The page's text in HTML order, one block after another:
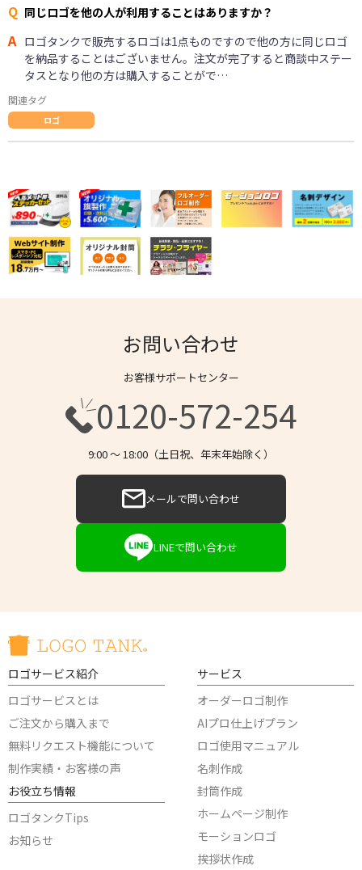
Q 同じロゴを他の人が利用することはありますか？
A ロゴタンクで販売するロゴは1点ものですので他の方に同じロゴ
を納品することはございません。注文が完了すると商談中ステー
タスとなり他の方は購入することがで…
関連タグ
ロゴ
お問い合わせ
お客様サポートセンター
0120-572-254
9:00 〜 18:00（土日祝、年末年始除く）
メールで問い合わせ
LINEで問い合わせ
ロゴサービス紹介
ロゴサービスとは
ご注文から購入まで
無料リクエスト機能について
制作実績・お客様の声
お役立ち情報
ロゴタンクTips
お知らせ
サービス
オーダーロゴ制作
AIプロ仕上げプラン
ロゴ使用マニュアル
名刺作成
封筒作成
ホームページ制作
モーションロゴ
挨拶状作成